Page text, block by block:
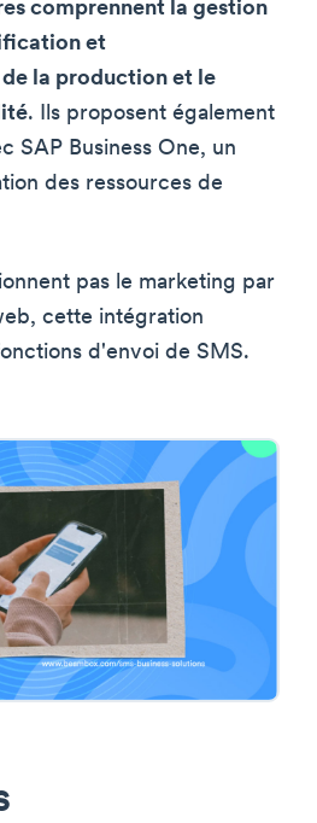
comprennent la gestion
et
la production et le
. Ils proposent également
SAP Business One, un
des ressources de
pas le marketing par
cette intégration
d'envoi de SMS.